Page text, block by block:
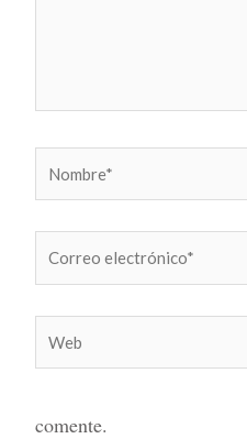
electrónico*
comente.